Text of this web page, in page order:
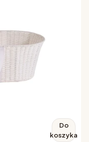
Do
koszyka